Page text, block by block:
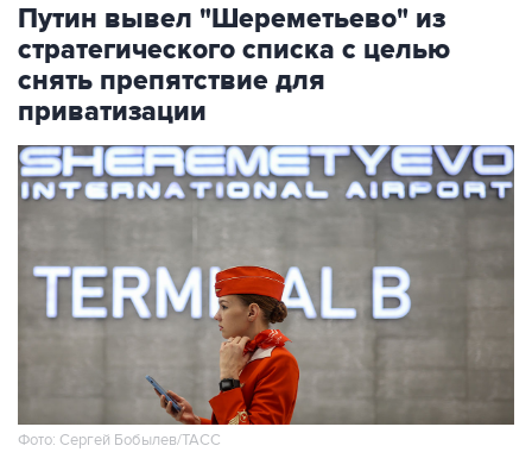
Путин вывел "Шереметьево" из
стратегического списка с целью
снять препятствие для
приватизации
Фото: Сергей Бобылев/ТАСС